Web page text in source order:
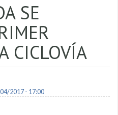
SE
CICLOVÍA
2017 - 17:00